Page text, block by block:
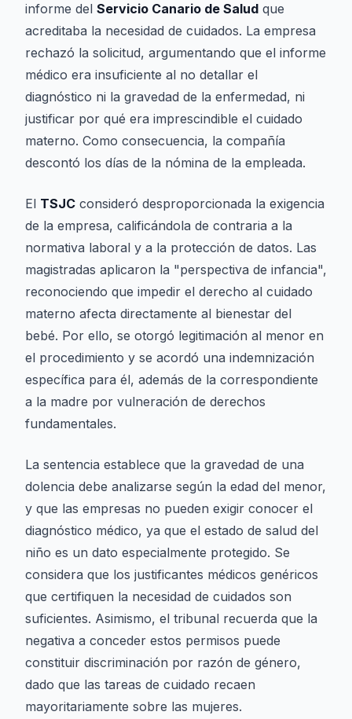
informe del Servicio Canario de Salud que
acreditaba la necesidad de cuidados. La empresa
rechazó la solicitud, argumentando que el informe
médico era insuficiente al no detallar el
diagnóstico ni la gravedad de la enfermedad, ni
justificar por qué era imprescindible el cuidado
materno. Como consecuencia, la compañía
descontó los días de la nómina de la empleada.
El TSJC consideró desproporcionada la exigencia
de la empresa, calificándola de contraria a la
normativa laboral y a la protección de datos. Las
magistradas aplicaron la "perspectiva de infancia",
reconociendo que impedir el derecho al cuidado
materno afecta directamente al bienestar del
bebé. Por ello, se otorgó legitimación al menor en
el procedimiento y se acordó una indemnización
específica para él, además de la correspondiente
a la madre por vulneración de derechos
fundamentales.
La sentencia establece que la gravedad de una
dolencia debe analizarse según la edad del menor,
y que las empresas no pueden exigir conocer el
diagnóstico médico, ya que el estado de salud del
niño es un dato especialmente protegido. Se
considera que los justificantes médicos genéricos
que certifiquen la necesidad de cuidados son
suficientes. Asimismo, el tribunal recuerda que la
negativa a conceder estos permisos puede
constituir discriminación por razón de género,
dado que las tareas de cuidado recaen
mayoritariamente sobre las mujeres.